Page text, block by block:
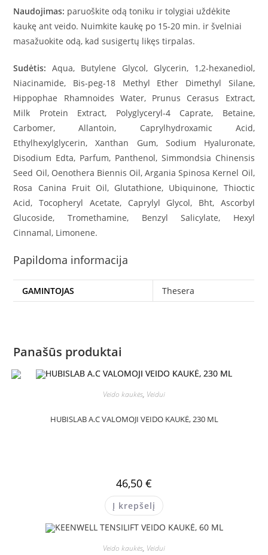
Naudojimas: paruoškite odą toniku ir tolygiai uždėkite
kaukę ant veido. Nuimkite kaukę po 15-20 min. ir švelniai
masažuokite odą, kad susigertų likęs tirpalas.
Sudėtis: Aqua, Butylene Glycol, Glycerin, 1,2-hexanediol,
Niacinamide, Bis-peg-18 Methyl Ether Dimethyl Silane,
Hippophae Rhamnoides Water, Prunus Cerasus Extract,
Milk Protein Extract, Polyglyceryl-4 Caprate, Betaine,
Carbomer, Allantoin, Caprylhydroxamic Acid,
Ethylhexylglycerin, Xanthan Gum, Sodium Hyaluronate,
Disodium Edta, Parfum, Panthenol, Simmondsia Chinensis
Seed Oil, Oenothera Biennis Oil, Argania Spinosa Kernel Oil,
Rosa Canina Fruit Oil, Glutathione, Ubiquinone, Thioctic
Acid, Tocopheryl Acetate, Caprylyl Glycol, Bht, Ascorbyl
Glucoside, Tromethamine, Benzyl Salicylate, Hexyl
Cinnamal, Limonene.
Papildoma informacija
GAMINTOJAS Thesera
Panašūs produktai
Veido kaukės, Veidui
HUBISLAB A.C VALOMOJI VEIDO KAUKĖ, 230 ML
46,50 €
Į krepšelį
Veido kaukės, Veidui